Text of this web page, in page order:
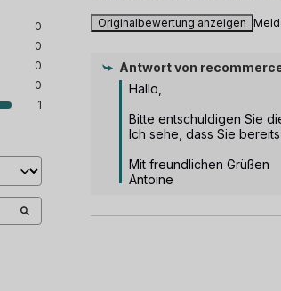
0
0
0
0
1
Originalbewertung anzeigen
Antwort von
Hallo,
Bitte entschuldigen Sie
Ich sehe, dass Sie
Mit freundlichen Grüßen
Antoine